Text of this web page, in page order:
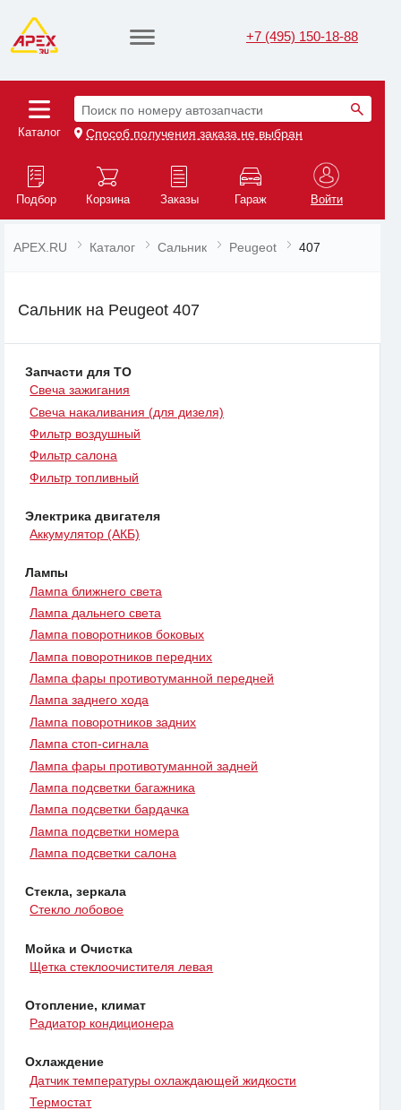
+7 (495) 150-18-88
Каталог
Поиск по номеру автозапчасти
Способ получения заказа не выбран
Подбор Корзина Заказы Гараж Войти
APEX.RU Каталог Сальник Peugeot 407
Сальник на Peugeot 407
Запчасти для ТО
Свеча зажигания
Свеча накаливания (для дизеля)
Фильтр воздушный
Фильтр салона
Фильтр топливный
Электрика двигателя
Аккумулятор (АКБ)
Лампы
Лампа ближнего света
Лампа дальнего света
Лампа поворотников боковых
Лампа поворотников передних
Лампа фары противотуманной передней
Лампа заднего хода
Лампа поворотников задних
Лампа стоп-сигнала
Лампа фары противотуманной задней
Лампа подсветки багажника
Лампа подсветки бардачка
Лампа подсветки номера
Лампа подсветки салона
Стекла, зеркала
Стекло лобовое
Мойка и Очистка
Щетка стеклоочистителя левая
Отопление, климат
Радиатор кондиционера
Охлаждение
Датчик температуры охлаждающей жидкости
Термостат